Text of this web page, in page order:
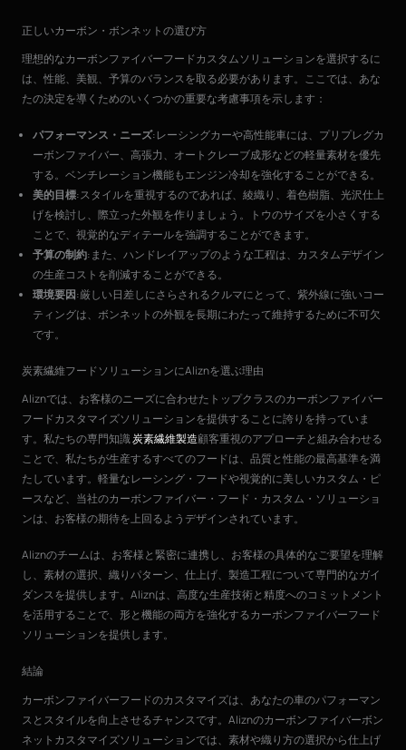
正しいカーボン・ボンネットの選び方
理想的なカーボンファイバーフードカスタムソリューションを選択するに
は、性能、美観、予算のバランスを取る必要があります。ここでは、あな
たの決定を導くためのいくつかの重要な考慮事項を示します：
パフォーマンス・ニーズ:レーシングカーや高性能車には、プリプレグカ
ーボンファイバー、高張力、オートクレーブ成形などの軽量素材を優先
する。ベンチレーション機能もエンジン冷却を強化することができる。
美的目標:スタイルを重視するのであれば、綾織り、着色樹脂、光沢仕上
げを検討し、際立った外観を作りましょう。トウのサイズを小さくする
ことで、視覚的なディテールを強調することができます。
予算の制約:また、ハンドレイアップのような工程は、カスタムデザイン
の生産コストを削減することができる。
環境要因:厳しい日差しにさらされるクルマにとって、紫外線に強いコー
ティングは、ボンネットの外観を長期にわたって維持するために不可欠
です。
炭素繊維フードソリューションにAliznを選ぶ理由
Aliznでは、お客様のニーズに合わせたトップクラスのカーボンファイバー
フードカスタマイズソリューションを提供することに誇りを持っていま
す。私たちの専門知識炭素繊維製造顧客重視のアプローチと組み合わせる
ことで、私たちが生産するすべてのフードは、品質と性能の最高基準を満
たしています。軽量なレーシング・フードや視覚的に美しいカスタム・ピ
ースなど、当社のカーボンファイバー・フード・カスタム・ソリューショ
ンは、お客様の期待を上回るようデザインされています。
Aliznのチームは、お客様と緊密に連携し、お客様の具体的なご要望を理解
し、素材の選択、織りパターン、仕上げ、製造工程について専門的なガイ
ダンスを提供します。Aliznは、高度な生産技術と精度へのコミットメント
を活用することで、形と機能の両方を強化するカーボンファイバーフード
ソリューションを提供します。
結論
カーボンファイバーフードのカスタマイズは、あなたの車のパフォーマン
スとスタイルを向上させるチャンスです。Aliznのカーボンファイバーボン
ネットカスタマイズソリューションでは、素材や織り方の選択から仕上げ